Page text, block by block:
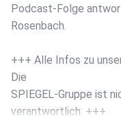
Podcast-Folge
Rosenbach.
+++ Alle Infos zu
Die
SPIEGEL-Gruppe ist
verantwortlich. +++